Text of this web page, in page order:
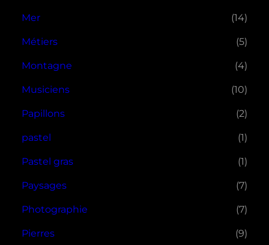
Mer (14)
Métiers (5)
Montagne (4)
Musiciens (10)
Papillons (2)
pastel (1)
Pastel gras (1)
Paysages (7)
Photographie (7)
Pierres (9)